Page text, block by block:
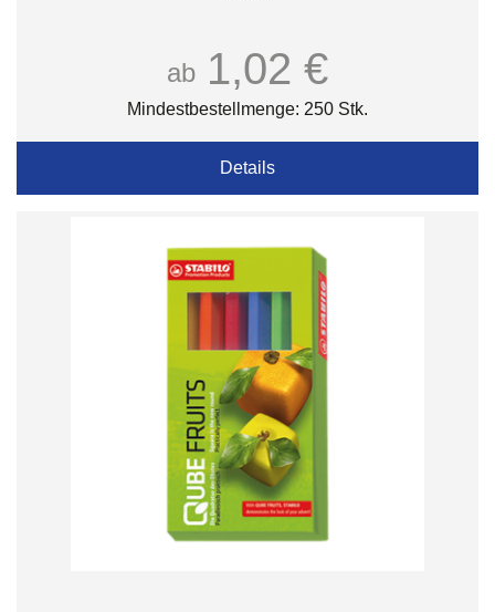
ab 1,02 €
Mindestbestellmenge: 250 Stk.
Details